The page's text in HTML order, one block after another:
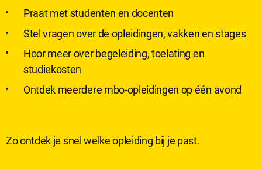
gebruikt. Op basis van deze informatie kunnen wij deze website
gebruiksvriendelijker maken.
Marketing cookies
kunnen tonen op advertentieplatformen zoals Facebook en
Selectie accepteren
Praat met studenten en docenten
Stel vragen over de opleidingen, vakken en stages
Hoor meer over begeleiding, toelating en
studiekosten
Ontdek meerdere mbo-opleidingen op één avond
Zo ontdek je snel welke opleiding bij je past.